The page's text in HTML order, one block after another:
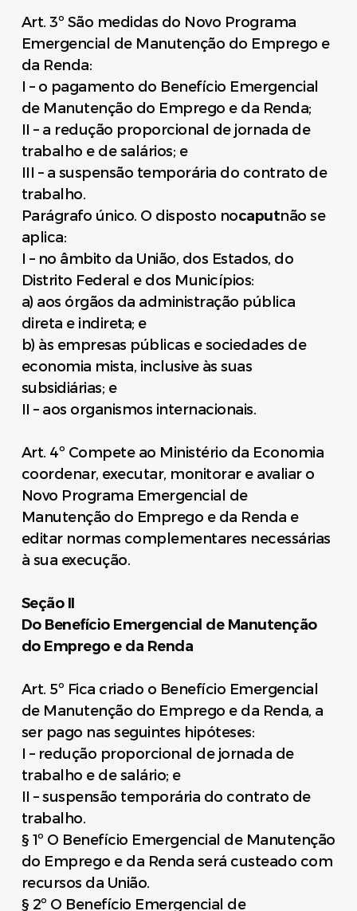
Art. 3º São medidas do Novo Programa
Emergencial de Manutenção do Emprego e
da Renda:
I – o pagamento do Benefício Emergencial
de Manutenção do Emprego e da Renda;
II – a redução proporcional de jornada de
trabalho e de salários; e
III – a suspensão temporária do contrato de
trabalho.
Parágrafo único. O disposto nocaputnão se
aplica:
I – no âmbito da União, dos Estados, do
Distrito Federal e dos Municípios:
a) aos órgãos da administração pública
direta e indireta; e
b) às empresas públicas e sociedades de
economia mista, inclusive às suas
subsidiárias; e
II – aos organismos internacionais.
Art. 4º Compete ao Ministério da Economia
coordenar, executar, monitorar e avaliar o
Novo Programa Emergencial de
Manutenção do Emprego e da Renda e
editar normas complementares necessárias
à sua execução.
Seção II
Do Benefício Emergencial de Manutenção
do Emprego e da Renda
Art. 5º Fica criado o Benefício Emergencial
de Manutenção do Emprego e da Renda, a
ser pago nas seguintes hipóteses:
I – redução proporcional de jornada de
trabalho e de salário; e
II – suspensão temporária do contrato de
trabalho.
§ 1º O Benefício Emergencial de Manutenção
do Emprego e da Renda será custeado com
recursos da União.
§ 2º O Benefício Emergencial de